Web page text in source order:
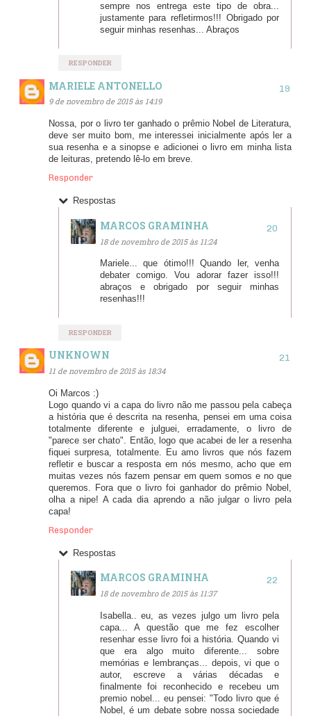
sempre nos entrega este tipo de obra...
justamente para refletirmos!!! Obrigado por
seguir minhas resenhas... Abraços
RESPONDER
MARIELE ANTONELLO
9 de novembro de 2015 às 14:19
Nossa, por o livro ter ganhado o prêmio Nobel de Literatura,
deve ser muito bom, me interessei inicialmente após ler a
sua resenha e a sinopse e adicionei o livro em minha lista
de leituras, pretendo lê-lo em breve.
Responder
Respostas
MARCOS GRAMINHA
18 de novembro de 2015 às 11:24
Mariele... que ótimo!!! Quando ler, venha
debater comigo. Vou adorar fazer isso!!!
abraços e obrigado por seguir minhas
resenhas!!!
RESPONDER
UNKNOWN
11 de novembro de 2015 às 18:34
Oi Marcos :)
Logo quando vi a capa do livro não me passou pela cabeça
a história que é descrita na resenha, pensei em uma coisa
totalmente diferente e julguei, erradamente, o livro de
"parece ser chato". Então, logo que acabei de ler a resenha
fiquei surpresa, totalmente. Eu amo livros que nós fazem
refletir e buscar a resposta em nós mesmo, acho que em
muitas vezes nós fazem pensar em quem somos e no que
queremos. Fora que o livro foi ganhador do prêmio Nobel,
olha a nipe! A cada dia aprendo a não julgar o livro pela
capa!
Responder
Respostas
MARCOS GRAMINHA
18 de novembro de 2015 às 11:37
Isabella.. eu, as vezes julgo um livro pela
capa... A questão que me fez escolher
resenhar esse livro foi a história. Quando vi
que era algo muito diferente... sobre
memórias e lembranças... depois, vi que o
autor, escreve a várias décadas e
finalmente foi reconhecido e recebeu um
premio nobel... eu pensei: "Todo livro que é
Nobel, é um debate sobre nossa sociedade